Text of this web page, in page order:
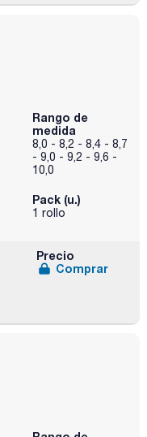
Rango de
medida
8,0 - 8,2 - 8,4 - 8,7
- 9,0 - 9,2 - 9,6 -
10,0
Pack (u.)
1 rollo
Precio
Comprar